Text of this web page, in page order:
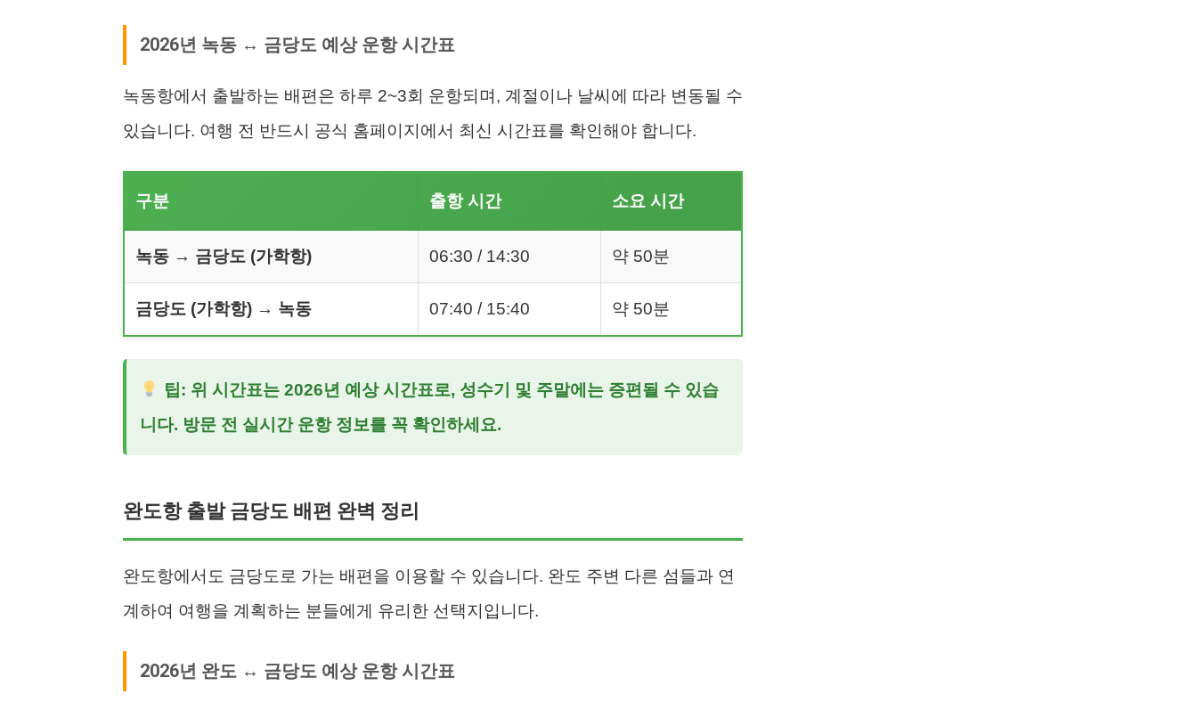
2026년 녹동 ↔ 금당도 예상 운항 시간표
녹동항에서 출발하는 배편은 하루 2~3회 운항되며, 계절이나 날씨에 따라 변동될 수
있습니다. 여행 전 반드시 공식 홈페이지에서 최신 시간표를 확인해야 합니다.
구분 출항 시간 소요 시간
녹동 → 금당도 (가학항) 06:30 / 14:30 약 50분
금당도 (가학항) → 녹동 07:40 / 15:40 약 50분
팁: 위 시간표는 2026년 예상 시간표로, 성수기 및 주말에는 증편될 수 있습
니다. 방문 전 실시간 운항 정보를 꼭 확인하세요.
완도항 출발 금당도 배편 완벽 정리
완도항에서도 금당도로 가는 배편을 이용할 수 있습니다. 완도 주변 다른 섬들과 연
계하여 여행을 계획하는 분들에게 유리한 선택지입니다.
2026년 완도 ↔ 금당도 예상 운항 시간표